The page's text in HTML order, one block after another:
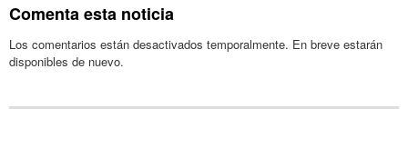
Comenta esta noticia
Los comentarios están desactivados temporalmente. En breve estarán
disponibles de nuevo.